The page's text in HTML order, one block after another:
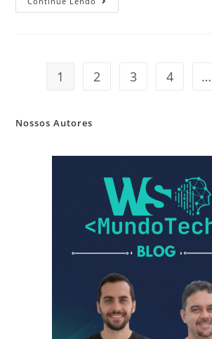
1 2 3 4 …
Nossos Autores